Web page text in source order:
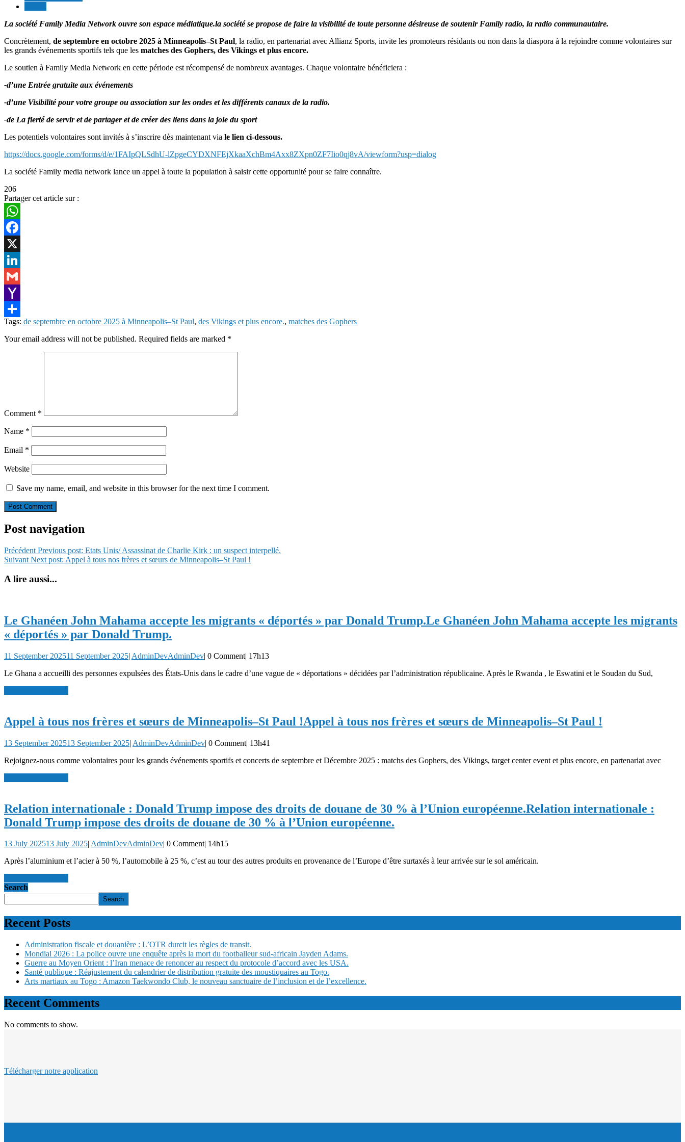
La société Family Media Network ouvre son espace médiatique.la société se propose de faire la visibilité de toute personne désireuse de soutenir Family radio, la radio communautaire.
Concrètement, de septembre en octobre 2025 à Minneapolis–St Paul, la radio, en partenariat avec Allianz Sports, invite les promoteurs résidants ou non dans la diaspora à la rejoindre comme volontaires sur
les grands événements sportifs tels que les matches des Gophers, des Vikings et plus encore.
Le soutien à Family Media Network en cette période est récompensé de nombreux avantages. Chaque volontaire bénéficiera :
-d’une Entrée gratuite aux événements
-d’une Visibilité pour votre groupe ou association sur les ondes et les différents canaux de la radio.
-de La fierté de servir et de partager et de créer des liens dans la joie du sport
Les potentiels volontaires sont invités à s’inscrire dès maintenant via le lien ci-dessous.
https://docs.google.com/forms/d/e/1FAIpQLSdhU-lZpgeCYDXNFEjXkaaXchBm4Axx8ZXpn0ZF7Iio0qj8vA/viewform?usp=dialog
La société Family media network lance un appel à toute la population à saisir cette opportunité pour se faire connaître.
206
Partager cet article sur :
WhatsApp
Facebook
X
LinkedIn
Gmail
Yahoo
Mail
Share
Tags: de septembre en octobre 2025 à Minneapolis–St Paul, des Vikings et plus encore., matches des Gophers
Your email address will not be published. Required fields are marked *
Comment *
Name *
Email *
Website
Save my name, email, and website in this browser for the next time I comment.
Post navigation
Précédent Previous post: Etats Unis/ Assassinat de Charlie Kirk : un suspect interpellé.
Suivant Next post: Appel à tous nos frères et sœurs de Minneapolis–St Paul !
A lire aussi...
Le Ghanéen John Mahama accepte les migrants « déportés » par Donald Trump.Le Ghanéen John Mahama accepte les migrants
« déportés » par Donald Trump.
11 September 202511 September 2025| AdminDevAdminDev| 0 Comment| 17h13
Le Ghana a accueilli des personnes expulsées des États-Unis dans le cadre d’une vague de « déportations » décidées par l’administration républicaine. Après le Rwanda , le Eswatini et le Soudan du Sud,
Appel à tous nos frères et sœurs de Minneapolis–St Paul !Appel à tous nos frères et sœurs de Minneapolis–St Paul !
13 September 202513 September 2025| AdminDevAdminDev| 0 Comment| 13h41
Rejoignez-nous comme volontaires pour les grands événements sportifs et concerts de septembre et Décembre 2025 : matchs des Gophers, des Vikings, target center event et plus encore, en partenariat avec
Relation internationale : Donald Trump impose des droits de douane de 30 % à l’Union européenne.Relation internationale :
Donald Trump impose des droits de douane de 30 % à l’Union européenne.
13 July 202513 July 2025 AdminDevAdminDev 0 Comment| 14h15
Après l’aluminium et l’acier à 50 %, l’automobile à 25 %, c’est au tour des autres produits en provenance de l’Europe d’être surtaxés à leur arrivée sur le sol américain.
Search
Search
Recent Posts
Administration fiscale et douanière : L’OTR durcit les règles de transit.
Mondial 2026 : La police ouvre une enquête après la mort du footballeur sud-africain Jayden Adams.
Guerre au Moyen Orient : l’Iran menace de renoncer au respect du protocole d’accord avec les USA.
Santé publique : Réajustement du calendrier de distribution gratuite des moustiquaires au Togo.
Arts martiaux au Togo : Amazon Taekwondo Club, le nouveau sanctuaire de l’inclusion et de l’excellence.
Recent Comments
No comments to show.
Télécharger notre application